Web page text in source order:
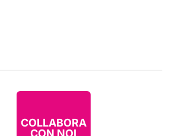
COLLABORA
CON NOI